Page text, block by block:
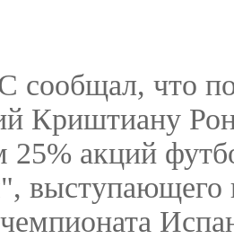
сообщал, что
Криштиану
25% акций
выступающего